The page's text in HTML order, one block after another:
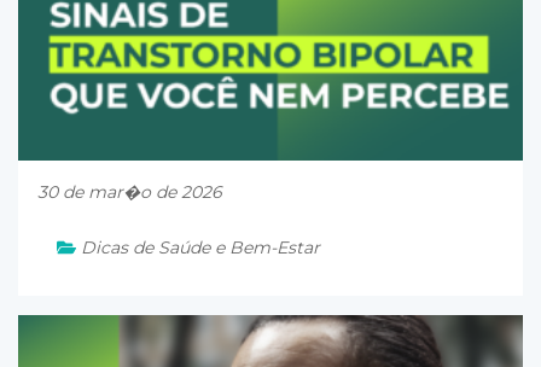
30 de mar�o de 2026
Dicas de Saúde e Bem-Estar